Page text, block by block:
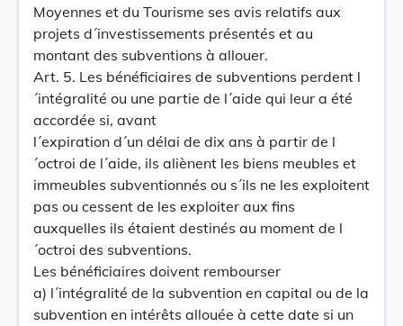
Moyennes et du Tourisme ses avis relatifs aux
projets d´investissements présentés et au
montant des subventions à allouer.
Art. 5. Les bénéficiaires de subventions perdent l
´intégralité ou une partie de l´aide qui leur a été
accordée si, avant
l´expiration d´un délai de dix ans à partir de l
´octroi de l´aide, ils aliènent les biens meubles et
immeubles subventionnés ou s´ils ne les exploitent
pas ou cessent de les exploiter aux fins
auxquelles ils étaient destinés au moment de l
´octroi des subventions.
Les bénéficiaires doivent rembourser
a) l´intégralité de la subvention en capital ou de la
subvention en intérêts allouée à cette date si un